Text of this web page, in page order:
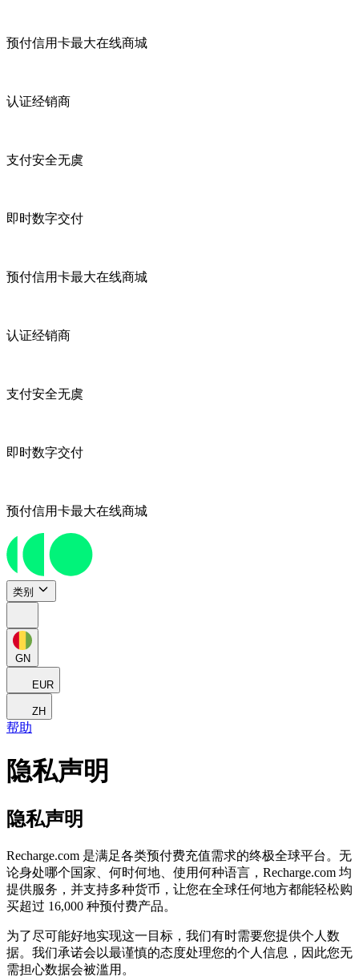
预付信用卡最大在线商城
认证经销商
支付安全无虞
即时数字交付
预付信用卡最大在线商城
认证经销商
支付安全无虞
即时数字交付
预付信用卡最大在线商城
类别
GN
EUR
ZH
帮助
隐私声明
隐私声明
Recharge.com 是满足各类预付费充值需求的终极全球平台。无
论身处哪个国家、何时何地、使用何种语言，Recharge.com 均
提供服务，并支持多种货币，让您在全球任何地方都能轻松购
买超过 16,000 种预付费产品。
为了尽可能好地实现这一目标，我们有时需要您提供个人数
据。我们承诺会以最谨慎的态度处理您的个人信息，因此您无
需担心数据会被滥用。